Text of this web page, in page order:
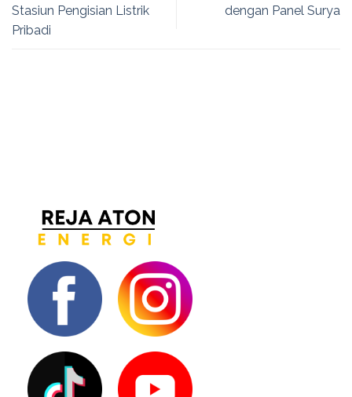
Stasiun Pengisian Listrik
Pribadi
dengan Panel Surya